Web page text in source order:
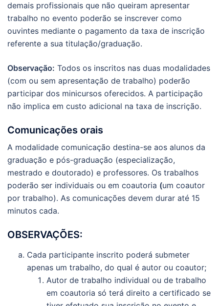
demais profissionais que não queiram apresentar
trabalho no evento poderão se inscrever como
ouvintes mediante o pagamento da taxa de inscrição
referente a sua titulação/graduação.
Observação: Todos os inscritos nas duas modalidades
(com ou sem apresentação de trabalho) poderão
participar dos minicursos oferecidos. A participação
não implica em custo adicional na taxa de inscrição.
Comunicações orais
A modalidade comunicação destina-se aos alunos da
graduação e pós-graduação (especialização,
mestrado e doutorado) e professores. Os trabalhos
poderão ser individuais ou em coautoria (um coautor
por trabalho). As comunicações devem durar até 15
minutos cada.
OBSERVAÇÕES:
Cada participante inscrito poderá submeter
apenas um trabalho, do qual é autor ou coautor;
Autor de trabalho individual ou de trabalho
em coautoria só terá direito a certificado se